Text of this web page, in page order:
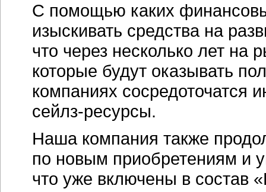
С помощью каких
изыскивать средства на
что через несколько лет на
которые будут оказывать
компаниях сосредоточатся
сейлз-ресурсы.
Наша компания также
по новым приобретениям и
что уже включены в состав